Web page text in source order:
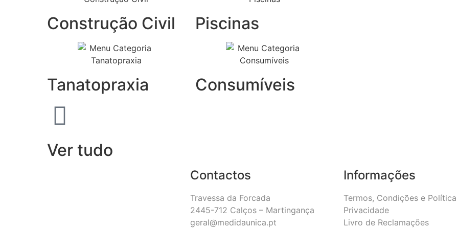
Construção Civil Piscinas
Tanatopraxia Consumíveis
Ver tudo
Contactos
Travessa da Forcada
2445-712 Calços – Martingança
geral@medidaunica.pt
Informações
Termos, Condições e
Privacidade
Livro de Reclamações